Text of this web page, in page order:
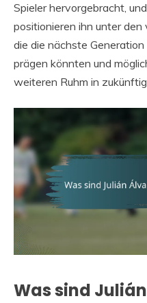
Spieler hervorgebracht,
positionieren ihn unter den
die die nächste
prägen könnten und
weiteren Ruhm in
Was sind